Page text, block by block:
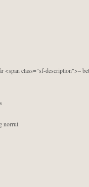
class="sf-description">–
norrut